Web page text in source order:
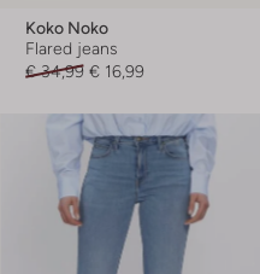
Koko Noko
Flared jeans
€ 34,99 € 16,99